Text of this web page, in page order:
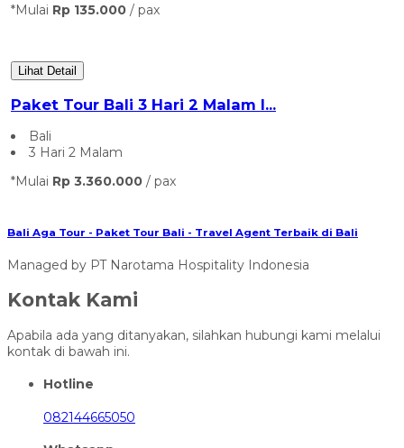
*Mulai Rp 135.000 / pax
Lihat Detail
Paket Tour Bali 3 Hari 2 Malam I...
Bali
3 Hari 2 Malam
*Mulai Rp 3.360.000 / pax
Bali Aga Tour - Paket Tour Bali - Travel Agent Terbaik di Bali
Managed by PT Narotama Hospitality Indonesia
Kontak Kami
Apabila ada yang ditanyakan, silahkan hubungi kami melalui
kontak di bawah ini.
Hotline
082144665050